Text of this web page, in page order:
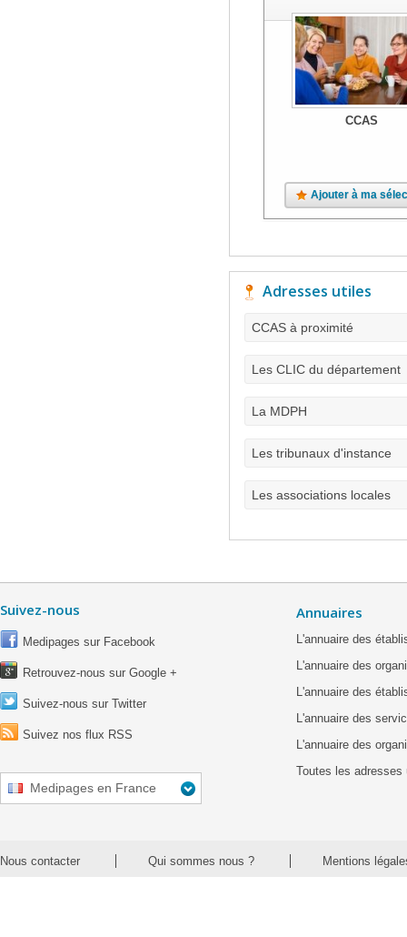
CCAS
Ajouter à ma
Adresses utiles
CCAS à proximité
Les CLIC du département
La MDPH
Les tribunaux d'instance
Les associations locales
Suivez-nous
Medipages sur Facebook
Retrouvez-nous sur Google +
Suivez-nous sur Twitter
Suivez nos flux RSS
Medipages en France
Annuaires
L'annuaire des
L'annuaire des
L'annuaire des
L'annuaire des
L'annuaire des
Toutes les adresses
Nous contacter Qui sommes nous ? Mentions